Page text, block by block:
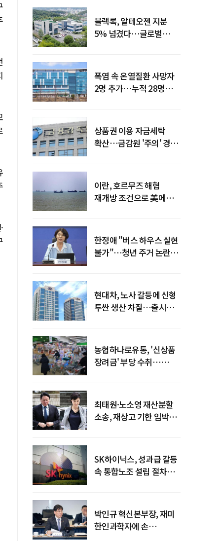
블랙록, 알테오젠 지분
5% 넘겼다…글로벌
폭염 속 온열질환 사망자
2명 추가…누적 28명으로
상품권 이용 자금세탁
확산…금감원 '주의' 경보
이란, 호르무즈 해협
재개방 조건으로 美에
한정애 "버스 하우스 실현
불가"…청년 주거 논란
현대차, 노사 갈등에 신형
투싼 생산 차질…출시
농협하나로유통, '신상품
장려금' 부당 수취…
최태원·노소영 재산분할
소송, 재상고 기한 임박…
SK하이닉스, 성과급 갈등
속 통합노조 설립 절차
박인규 혁신본부장, 재미
한인과학자에 손